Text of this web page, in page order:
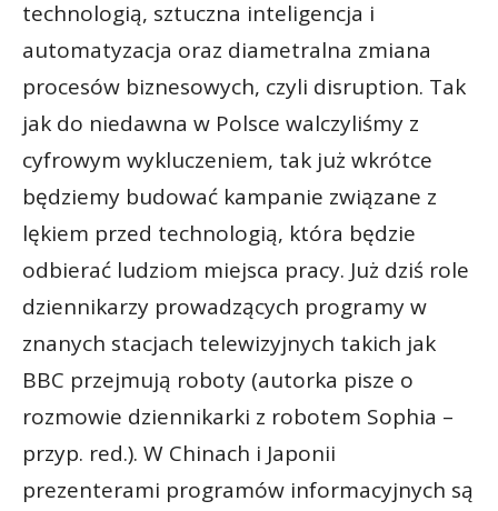
technologią, sztuczna inteligencja i
automatyzacja oraz diametralna zmiana
procesów biznesowych, czyli disruption. Tak
jak do niedawna w Polsce walczyliśmy z
cyfrowym wykluczeniem, tak już wkrótce
będziemy budować kampanie związane z
lękiem przed technologią, która będzie
odbierać ludziom miejsca pracy. Już dziś role
dziennikarzy prowadzących programy w
znanych stacjach telewizyjnych takich jak
BBC przejmują roboty (autorka pisze o
rozmowie dziennikarki z robotem Sophia –
przyp. red.). W Chinach i Japonii
prezenterami programów informacyjnych są